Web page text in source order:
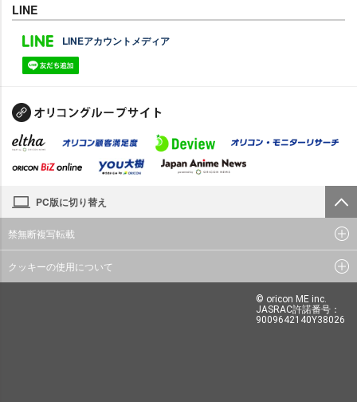
LINE
LINEアカウントメディア
PC版に切り替え
禁無断複写転載
クッキーの使用について
© oricon ME inc.
JASRAC許諾番号：
9009642140Y38026